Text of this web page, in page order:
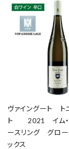
ヴァイングート ト
ト 2021 イム・
ースリング グロー
ックス